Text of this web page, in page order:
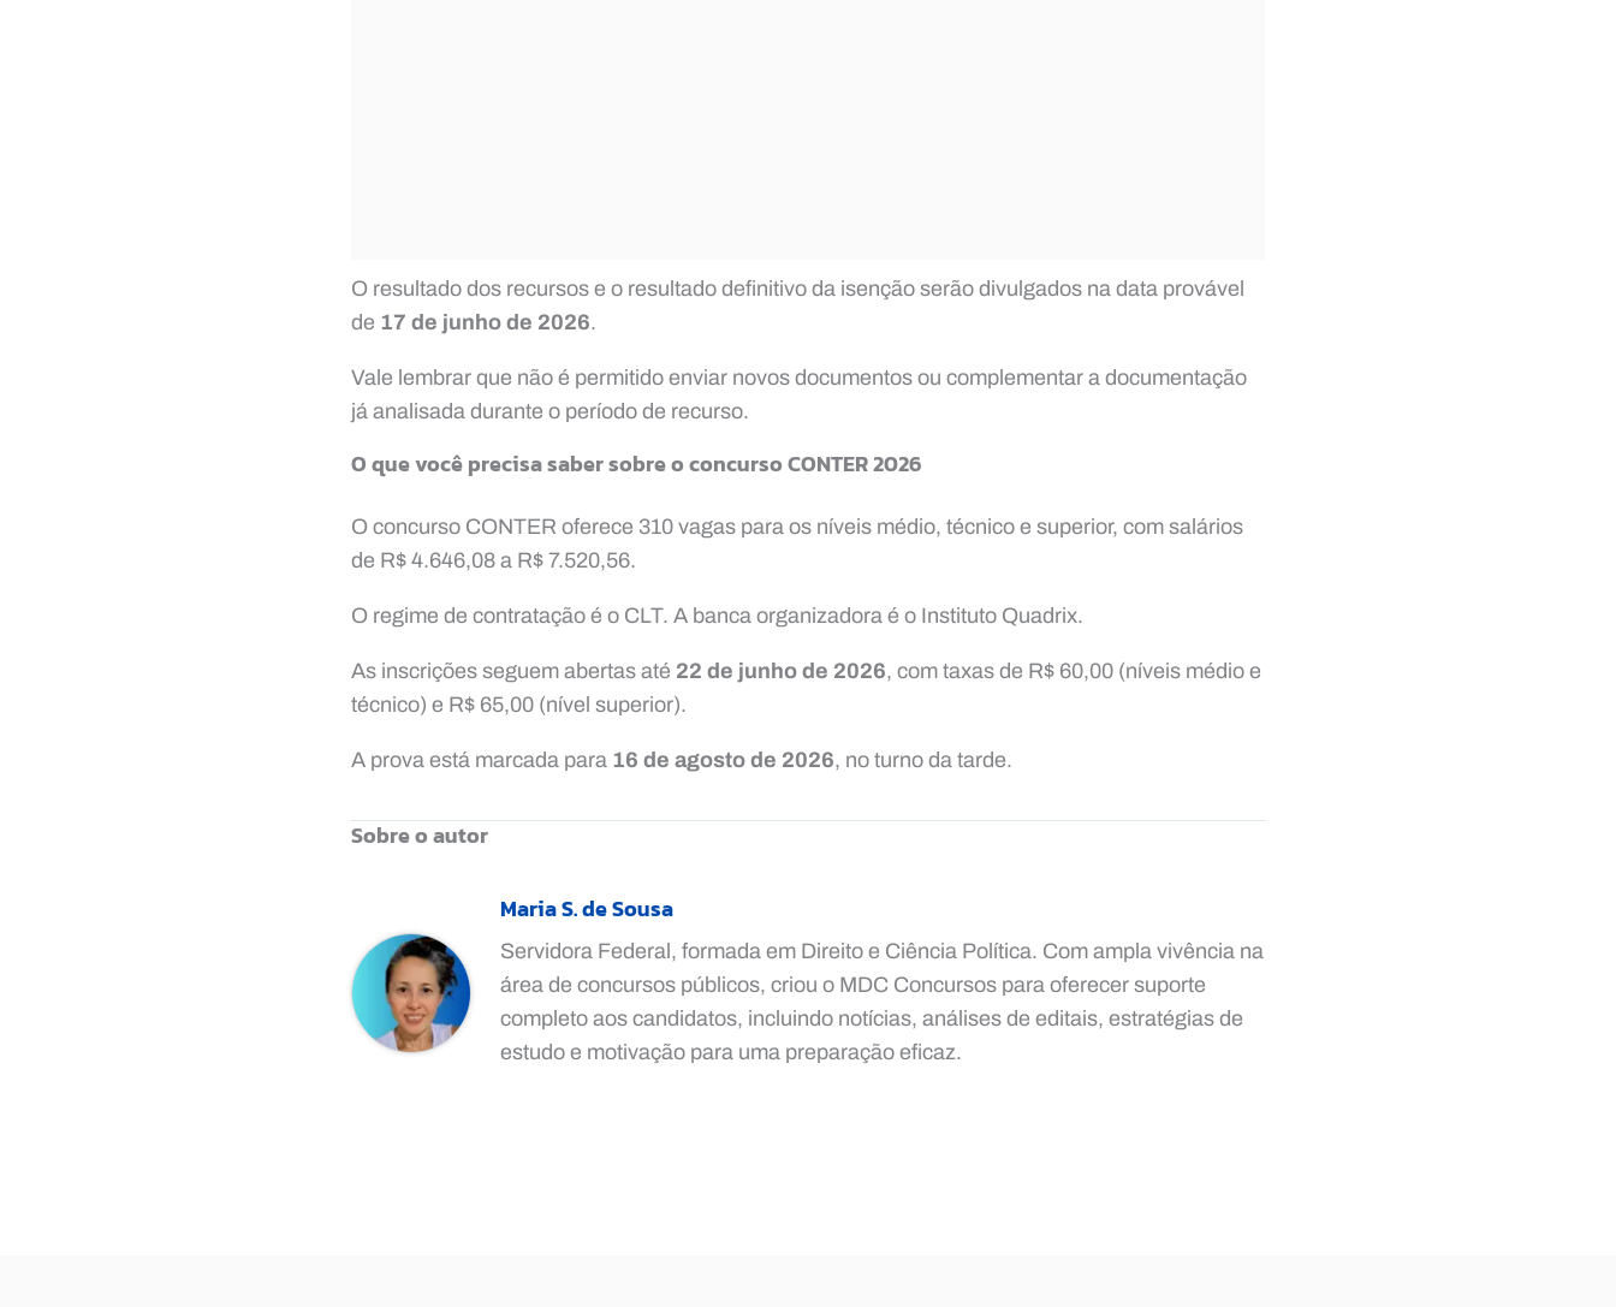
O resultado dos recursos e o resultado definitivo da isenção serão divulgados na data provável
de 17 de junho de 2026.
Vale lembrar que não é permitido enviar novos documentos ou complementar a documentação
já analisada durante o período de recurso.
O que você precisa saber sobre o concurso CONTER 2026
O concurso CONTER oferece 310 vagas para os níveis médio, técnico e superior, com salários
de R$ 4.646,08 a R$ 7.520,56.
O regime de contratação é o CLT. A banca organizadora é o Instituto Quadrix.
As inscrições seguem abertas até 22 de junho de 2026, com taxas de R$ 60,00 (níveis médio e
técnico) e R$ 65,00 (nível superior).
A prova está marcada para 16 de agosto de 2026, no turno da tarde.
Sobre o autor
Maria S. de Sousa
Servidora Federal, formada em Direito e Ciência Política. Com ampla vivência na
área de concursos públicos, criou o MDC Concursos para oferecer suporte
completo aos candidatos, incluindo notícias, análises de editais, estratégias de
estudo e motivação para uma preparação eficaz.